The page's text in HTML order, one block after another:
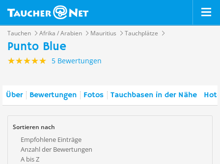
Tauchen Afrika / Arabien Mauritius Tauchplätze
Punto Blue
5 Bewertungen
Über Bewertungen Fotos Tauchbasen in der Nähe
Sortieren nach
Empfohlene Einträge
Anzahl der Bewertungen
A bis Z